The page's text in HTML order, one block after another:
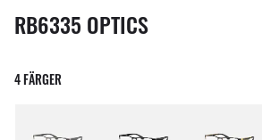
1 artikel har tagits bort från din önskelista
RB6335 OPTICS
4 FÄRGER